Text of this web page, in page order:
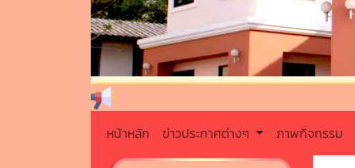
หน้าหลัก ข่าวประกาศต่างๆ ภาพกิจกรรม